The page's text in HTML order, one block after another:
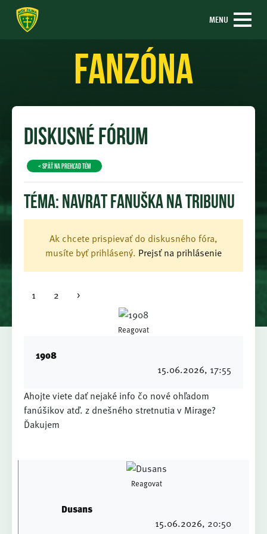
MENU
Fanzóna
Diskusné fórum
< späť na prehľad tém
Téma: NAVRAT FANUŠKA NA TRIBUNU
Ak chcete prispievať do diskusného fóra,
musíte byť prihlásený. Prejsť na prihlásenie
1 2 >
Reagovat
1908
15.06.2026, 17:55
Ahojte viete dať nejaké info čo nové ohľadom
fanúšikov atď. z dnešného stretnutia v Mirage?
Ďakujem
Reagovat
Dusans
15.06.2026, 20:50